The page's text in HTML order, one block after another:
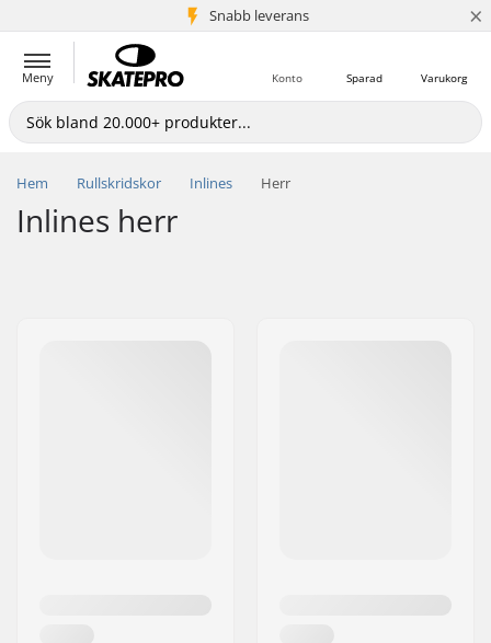
Snabb leverans
5+ milj. kunder ×
Meny Varukorg
Sparad
Konto
Hem Rullskridskor Inlines Herr
Inlines herr